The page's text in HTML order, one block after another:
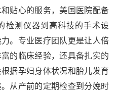
贴心的服务，美国医院配备
检测仪器到高科技的手术设
。专业医疗团队更是让人倍
的临床经验，还具备扎实的
据孕妇身体状况和胎儿发育
从产前的定期检查到分娩时